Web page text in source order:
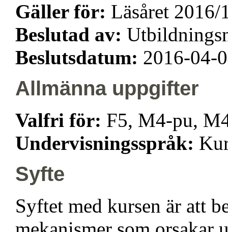
Gäller för: Läsåret 2016/
Beslutad av:
Beslutsdatum: 2016-04-
Allmänna uppgifter
Valfri för: F5, M4-pu,
Undervisningsspråk:
Syfte
Syftet med kursen är att